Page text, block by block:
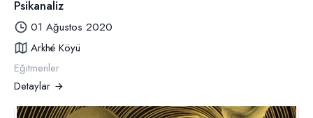
Psikanaliz
01 Ağustos 2020
Arkhé Köyü
Eğitmenler
Detaylar